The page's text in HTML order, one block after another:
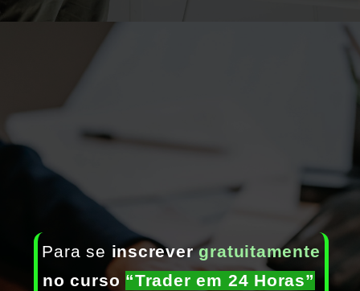
Para se inscrever gratuitamente
no curso “Trader em 24 Horas”